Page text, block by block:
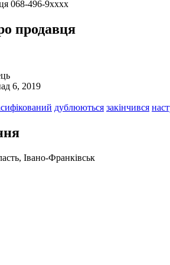
068-496-9xxxx
продавця
6, 2019
дублюються закінчився
Івано-Франківськ